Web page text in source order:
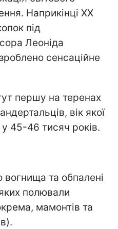
Наприкінці XX
під
Леоніда
сенсаційне
першу на теренах
вік якої
45-46 тисяч років.
та обпалені
полювали
мамонтів та